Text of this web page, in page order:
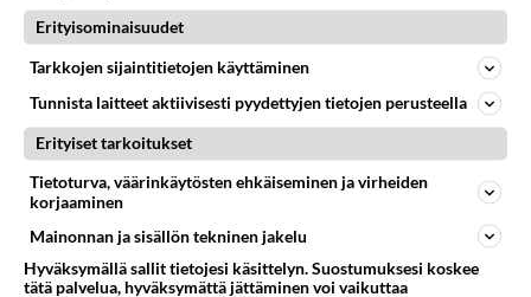
Niklas Hagman veti kovaa
kaukalossa - mutta mikä leffa
osui kovaa miehen sydämeen?
Erityisominaisuudet
Tarkkojen sijaintitietojen käyttäminen
Tunnista laitteet aktiivisesti pyydettyjen tietojen perusteella
Erityiset tarkoitukset
Tietoturva, väärinkäytösten ehkäiseminen ja virheiden
korjaaminen
Mainonnan ja sisällön tekninen jakelu
Hyväksymällä sallit tietojesi käsittelyn. Suostumuksesi koskee
tätä palvelua, hyväksymättä jättäminen voi vaikuttaa